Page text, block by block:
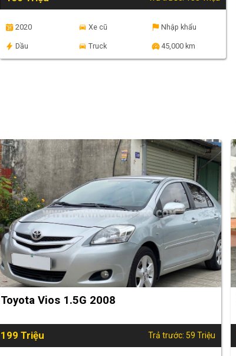
2020 Xe cũ Nhập khẩu
Dầu Truck 45,000 km
Toyota Vios 1.5G 2008
199 Triệu Trả trước: 59 Triệu